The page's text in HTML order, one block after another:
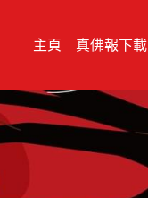
主頁 真佛報下載